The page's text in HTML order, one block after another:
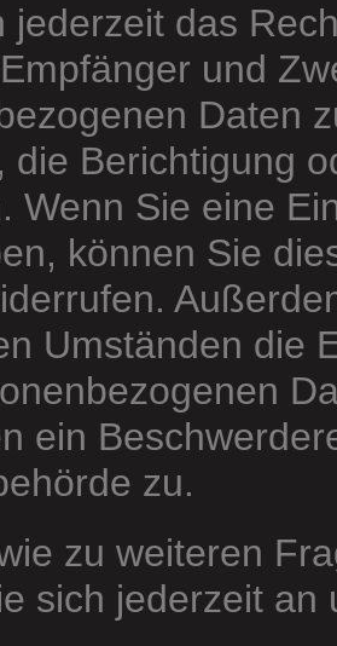
jederzeit das
und
Daten
die Berichtigung
Wenn Sie eine
können Sie
Umständen die
ein
zu.
zu weiteren
sich jederzeit an